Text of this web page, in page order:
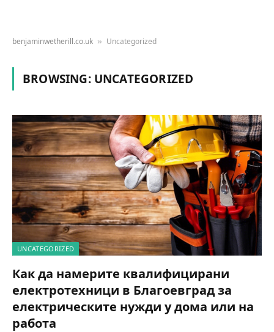
benjaminwetherill.co.uk » Uncategorized
BROWSING: UNCATEGORIZED
UNCATEGORIZED
Как да намерите квалифицирани
електротехници в Благоевград за
електрическите нужди у дома или на
работа